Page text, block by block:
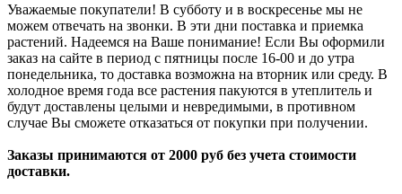
Уважаемые покупатели! В субботу и в воскресенье мы не
можем отвечать на звонки. В эти дни поставка и приемка
растений. Надеемся на Ваше понимание! Если Вы оформили
заказ на сайте в период с пятницы после 16-00 и до утра
понедельника, то доставка возможна на вторник или среду. В
холодное время года все растения пакуются в утеплитель и
будут доставлены целыми и невредимыми, в противном
случае Вы сможете отказаться от покупки при получении.
Заказы принимаются от 2000 руб без учета стоимости
доставки.